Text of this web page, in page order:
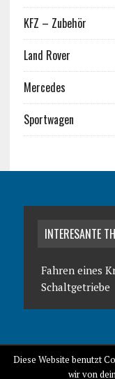
KFZ – Zubehör
Land Rover
Mercedes
Sportwagen
INTERESANTE
Fahren eines
Schaltgetriebe
CLASSIC
Diese Website benutzt
wir von